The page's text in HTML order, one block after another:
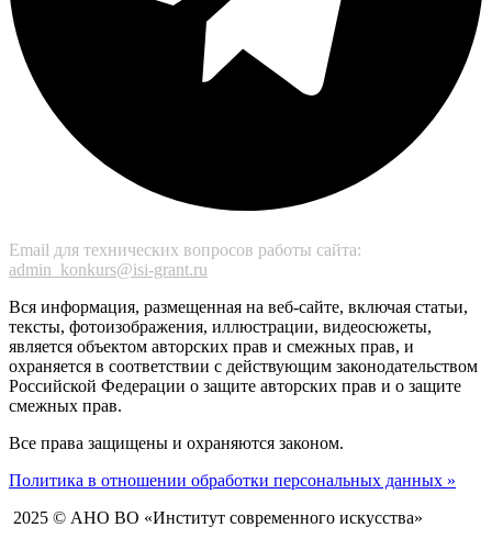
Email для технических вопросов работы сайта:
admin_konkurs@isi-grant.ru
Вся информация, размещенная на веб-сайте, включая статьи,
тексты, фотоизображения, иллюстрации, видеосюжеты,
является объектом авторских прав и смежных прав, и
охраняется в соответствии с действующим законодательством
Российской Федерации о защите авторских прав и о защите
смежных прав.
Все права защищены и охраняются законом.
Политика в отношении обработки персональных данных »
2025 © АНО ВО «Институт современного искусства»